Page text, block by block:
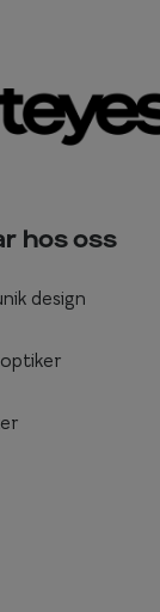
hos oss
design